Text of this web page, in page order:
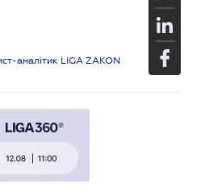
аналітик LIGA ZAKON